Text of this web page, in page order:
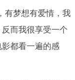
有梦想有爱情，我
而我很享受一个
都看一遍的感